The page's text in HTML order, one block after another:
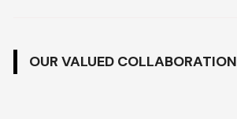
OUR VALUED COLLABORATION